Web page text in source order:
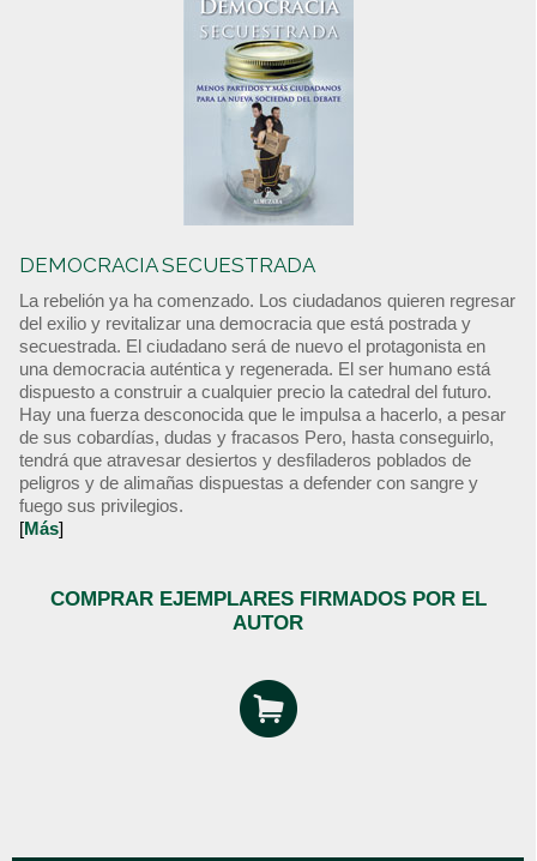
DEMOCRACIA SECUESTRADA
La rebelión ya ha comenzado. Los ciudadanos quieren regresar
del exilio y revitalizar una democracia que está postrada y
secuestrada. El ciudadano será de nuevo el protagonista en
una democracia auténtica y regenerada. El ser humano está
dispuesto a construir a cualquier precio la catedral del futuro.
Hay una fuerza desconocida que le impulsa a hacerlo, a pesar
de sus cobardías, dudas y fracasos Pero, hasta conseguirlo,
tendrá que atravesar desiertos y desfiladeros poblados de
peligros y de alimañas dispuestas a defender con sangre y
fuego sus privilegios.
[Más]
COMPRAR EJEMPLARES FIRMADOS POR EL
AUTOR